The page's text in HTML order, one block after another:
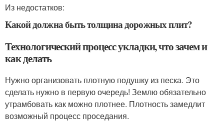
Из недостатков:
Какой должна быть толщина дорожных плит?
Технологический процесс укладки, что зачем и
как делать
Нужно организовать плотную подушку из песка. Это
сделать нужно в первую очередь! Землю обязательно
утрамбовать как можно плотнее. Плотность замедлит
возможный процесс проседания.